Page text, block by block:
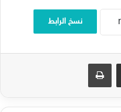
نسخ الرابط
مشاركة عبر البريد طباعة